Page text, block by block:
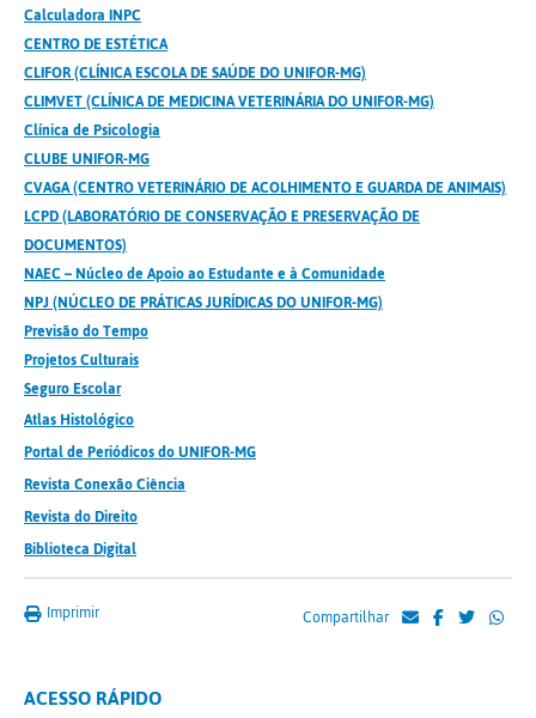
Calculadora INPC
CENTRO DE ESTÉTICA
CLIFOR (CLÍNICA ESCOLA DE SAÚDE DO UNIFOR-MG)
CLIMVET (CLÍNICA DE MEDICINA VETERINÁRIA DO UNIFOR-MG)
Clínica de Psicologia
CLUBE UNIFOR-MG
CVAGA (CENTRO VETERINÁRIO DE ACOLHIMENTO E GUARDA DE ANIMAIS)
LCPD (LABORATÓRIO DE CONSERVAÇÃO E PRESERVAÇÃO DE
DOCUMENTOS)
NAEC – Núcleo de Apoio ao Estudante e à Comunidade
NPJ (NÚCLEO DE PRÁTICAS JURÍDICAS DO UNIFOR-MG)
Previsão do Tempo
Projetos Culturais
Seguro Escolar
Atlas Histológico
Portal de Periódicos do UNIFOR-MG
Revista Conexão Ciência
Revista do Direito
Biblioteca Digital
Imprimir Compartilhar
ACESSO RÁPIDO